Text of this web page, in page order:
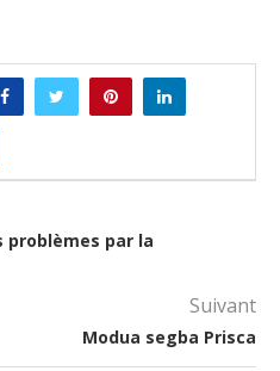
problèmes par la
Suivant
Modua segba Prisca